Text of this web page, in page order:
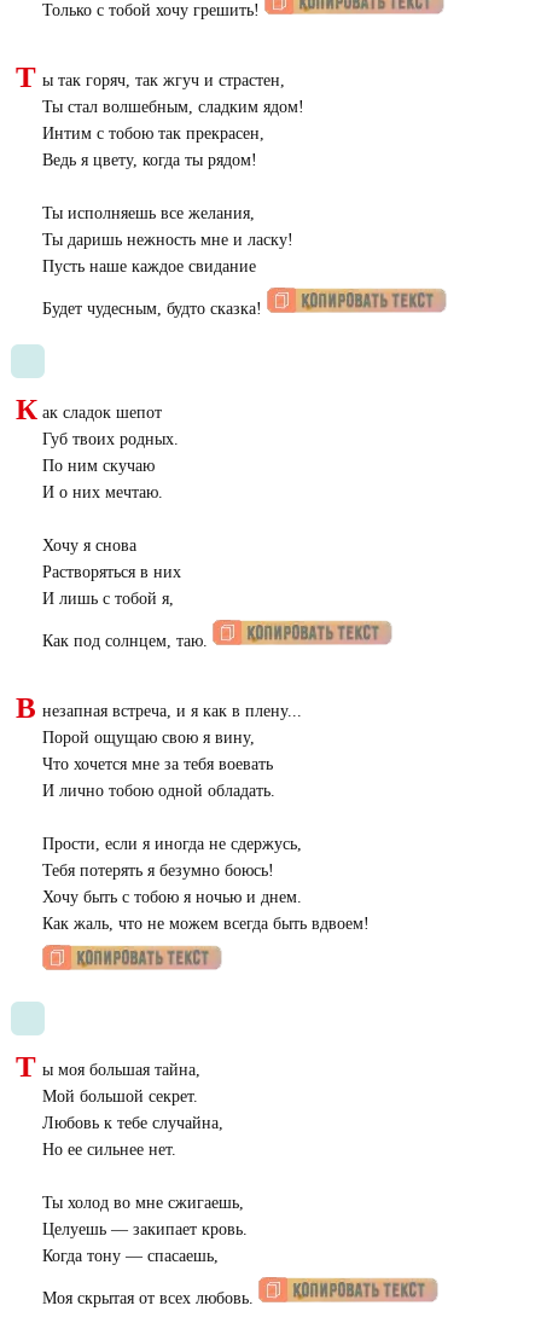
Только с тобой хочу грешить!
Т ы так горяч, так жгуч и страстен,
Ты стал волшебным, сладким ядом!
Интим с тобою так прекрасен,
Ведь я цвету, когда ты рядом!
Ты исполняешь все желания,
Ты даришь нежность мне и ласку!
Пусть наше каждое свидание
Будет чудесным, будто сказка!
К ак сладок шепот
Губ твоих родных.
По ним скучаю
И о них мечтаю.
Хочу я снова
Растворяться в них
И лишь с тобой я,
Как под солнцем, таю.
В незапная встреча, и я как в плену...
Порой ощущаю свою я вину,
Что хочется мне за тебя воевать
И лично тобою одной обладать.
Прости, если я иногда не сдержусь,
Тебя потерять я безумно боюсь!
Хочу быть с тобою я ночью и днем.
Как жаль, что не можем всегда быть вдвоем!
Т ы моя большая тайна,
Мой большой секрет.
Любовь к тебе случайна,
Но ее сильнее нет.
Ты холод во мне сжигаешь,
Целуешь — закипает кровь.
Когда тону — спасаешь,
Моя скрытая от всех любовь.